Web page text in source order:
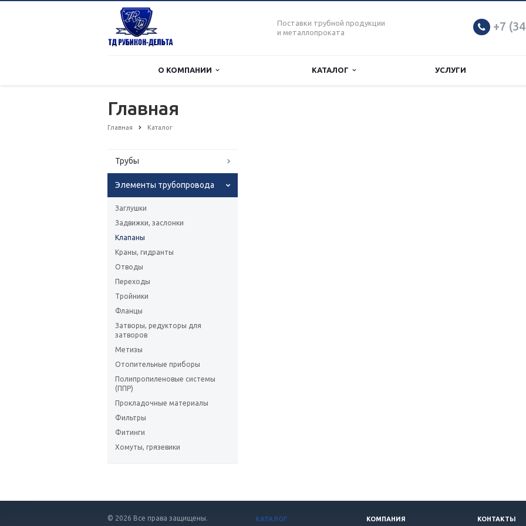
Поставки трубной продукции
и металлопроката
+7
О КОМПАНИИ КАТАЛОГ УСЛУГИ
Главная
Главная Каталог
Трубы
Элементы трубопровода
Заглушки
Задвижки, заслонки
Клапаны
Краны, гидранты
Отводы
Переходы
Тройники
Фланцы
Затворы, редукторы для
затворов
Метизы
Отопительные приборы
Полипропиленовые системы
(ППР)
Прокладочные материалы
Фильтры
Фитинги
Хомуты, грязевики
© 2026 Все права защищены. КАТАЛОГ КОМПАНИЯ КОНТАКТЫ